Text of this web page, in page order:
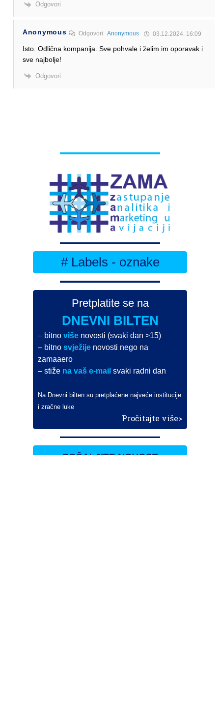
Odgovori
Anonymous OdgovoriAnonymous 03.12.2024. 16:09
Isto. Odlična kompanija. Sve pohvale i želim im oporavak i
sve najbolje!
Odgovori
# Labels - oznake
Pretplatite se na
DNEVNI BILTEN
– bitnoviše novosti (svaki dan >15)
– bitnosvježije novosti nego na
zamaaero
– stiže na vaš e-mail svaki radni dan
Na Dnevni bilten su pretplaćene najveće institucije
i zračne luke
Pročitajte više>
POŠALJITE NOVOST